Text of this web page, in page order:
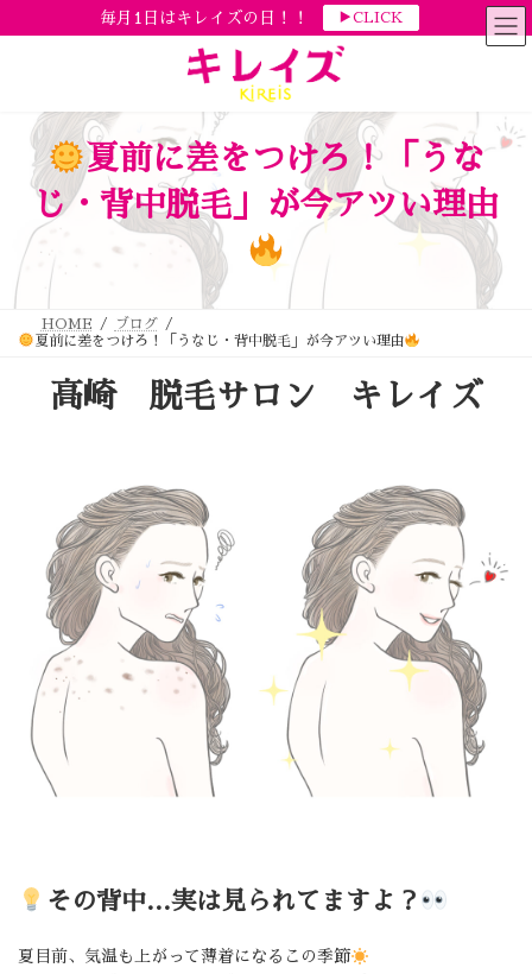
毎月1日はキレイズの日！！ ▶CLICK
夏前に差をつけろ！「うな
じ・背中脱毛」が今アツい理由
HOME
ブログ
夏前に差をつけろ！「うなじ・背中脱毛」が今アツい理由
高崎 脱毛サロン キレイズ
その背中…実は見られてますよ？
夏目前、気温も上がって薄着になるこの季節